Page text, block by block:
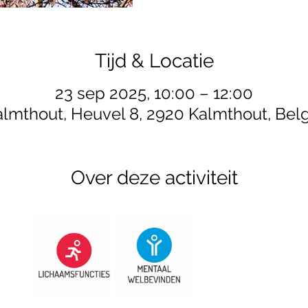
Tijd & Locatie
23 sep 2025, 10:00 – 12:00
Heuvel 8, 2920 Kalmthout,
Over deze activiteit